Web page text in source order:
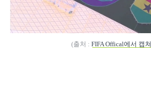
(출처 : FIFA Offical에서 캡쳐